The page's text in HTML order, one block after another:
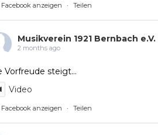
anzeigen · Teilen
Musikverein 1921 Bernbach e.V.
2 months ago
Vorfreude steigt…
Video
anzeigen · Teilen